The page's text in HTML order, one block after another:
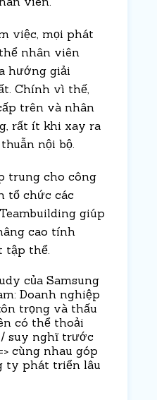
việc, mọi phát
nhân viên
hướng giải
Chính vì thế,
trên và nhân
rất ít khi xay ra
nội bộ.
trung cho công
tổ chức các
giúp
cao tính
tập thể.
của Samsung
: Doanh nghiệp
trọng và thấu
có thể thoải
suy nghĩ trước
cùng nhau góp
ty phát triển lâu